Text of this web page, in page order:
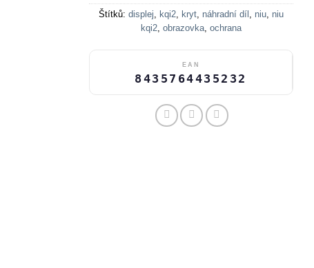
Štítků:displej, kqi2, kryt, náhradní díl , niu, niu
kqi2,obrazovka,ochrana
EAN
8435764435232